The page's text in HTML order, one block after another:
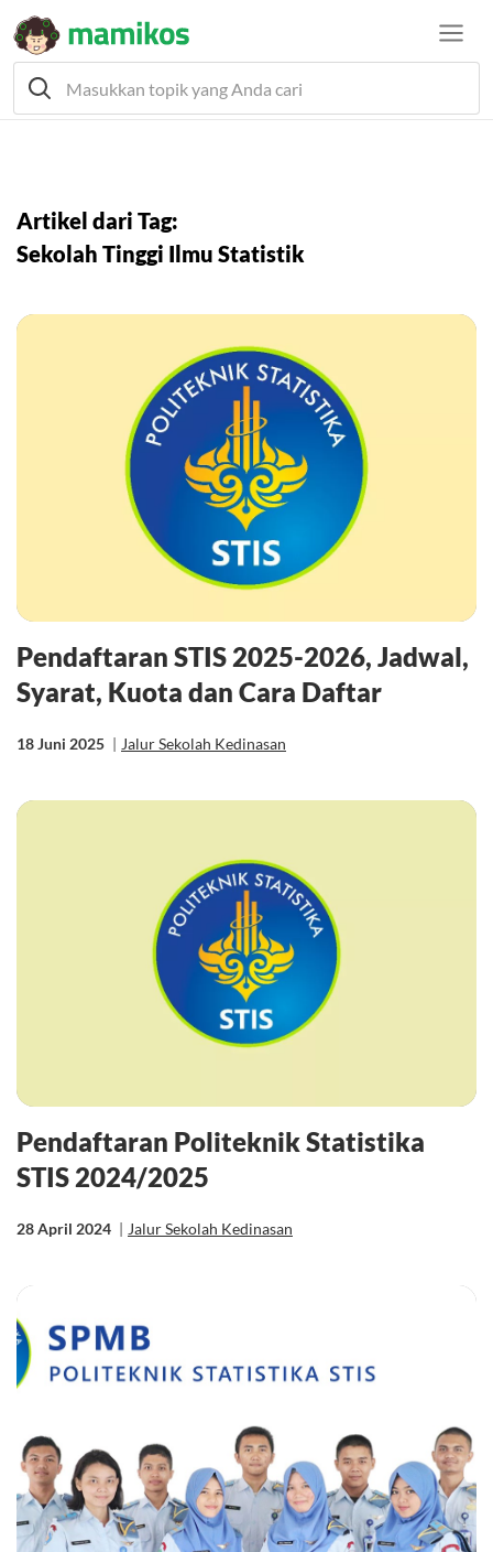
Artikel dari Tag:
Sekolah Tinggi Ilmu Statistik
Pendaftaran STIS 2025-2026, Jadwal,
Syarat, Kuota dan Cara Daftar
18 Juni 2025 | Jalur Sekolah Kedinasan
Pendaftaran Politeknik Statistika
STIS 2024/2025
28 April 2024 | Jalur Sekolah Kedinasan